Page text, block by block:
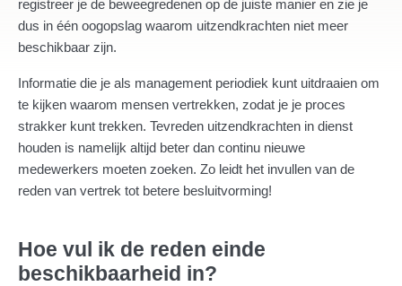
registreer je de beweegredenen op de juiste manier en zie je
dus in één oogopslag waarom uitzendkrachten niet meer
beschikbaar zijn.
Informatie die je als management periodiek kunt uitdraaien om
te kijken waarom mensen vertrekken, zodat je je proces
strakker kunt trekken. Tevreden uitzendkrachten in dienst
houden is namelijk altijd beter dan continu nieuwe
medewerkers moeten zoeken. Zo leidt het invullen van de
reden van vertrek tot betere besluitvorming!
Hoe vul ik de reden einde
beschikbaarheid in?